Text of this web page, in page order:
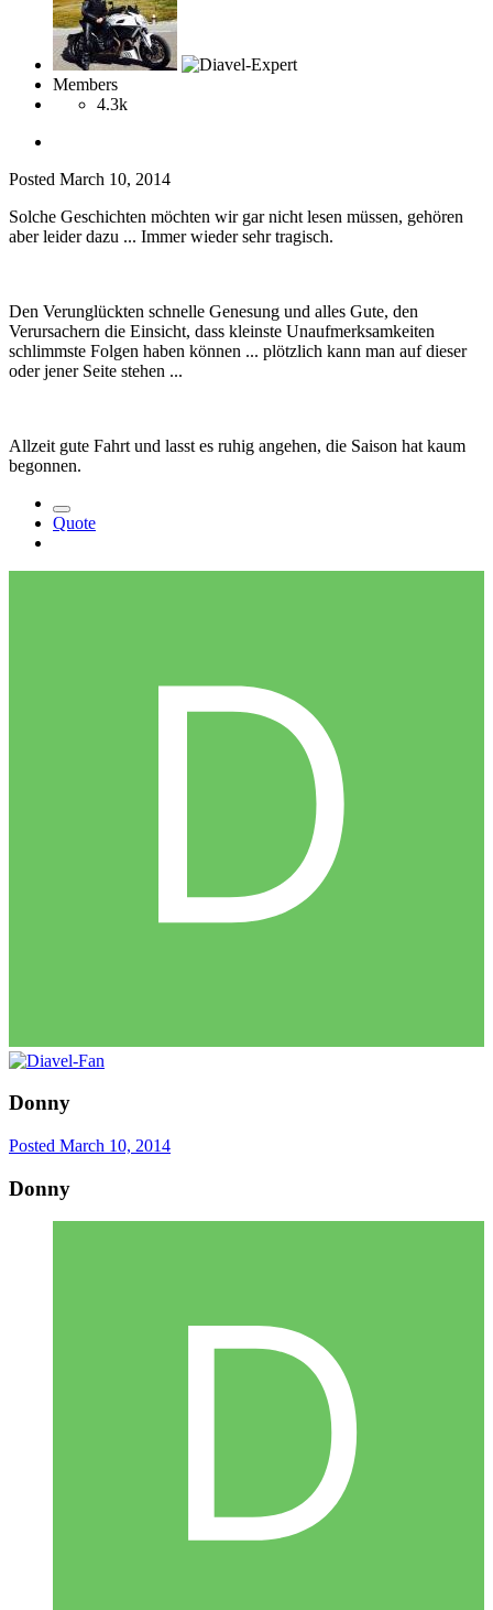
Members
4.3k
Posted March 10, 2014
Solche Geschichten möchten wir gar nicht lesen müssen, gehören
aber leider dazu ... Immer wieder sehr tragisch.
Den Verunglückten schnelle Genesung und alles Gute, den
Verursachern die Einsicht, dass kleinste Unaufmerksamkeiten
schlimmste Folgen haben können ... plötzlich kann man auf dieser
oder jener Seite stehen ...
Allzeit gute Fahrt und lasst es ruhig angehen, die Saison hat kaum
begonnen.
Quote
Donny
Posted March 10, 2014
Donny